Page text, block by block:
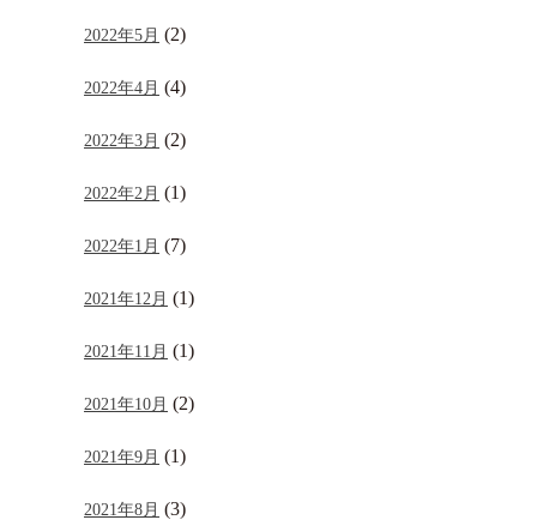
2022年5月 (2)
2022年4月 (4)
2022年3月 (2)
2022年2月 (1)
2022年1月 (7)
2021年12月 (1)
2021年11月 (1)
2021年10月 (2)
2021年9月 (1)
2021年8月 (3)